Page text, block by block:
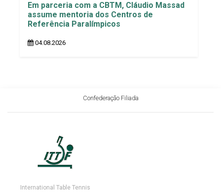
Em parceria com a CBTM, Cláudio Massad
assume mentoria dos Centros de
Referência Paralímpicos
04.08.2026
Confederação Filiada
International Table Tennis